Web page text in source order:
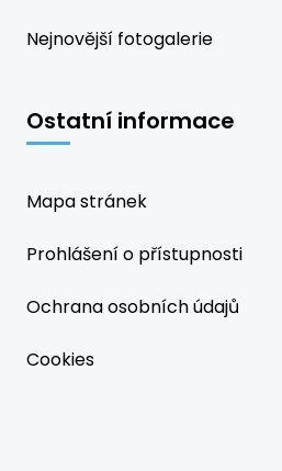
Nejnovější fotogalerie
Ostatní informace
Mapa stránek
Prohlášení o přístupnosti
Ochrana osobních údajů
Cookies